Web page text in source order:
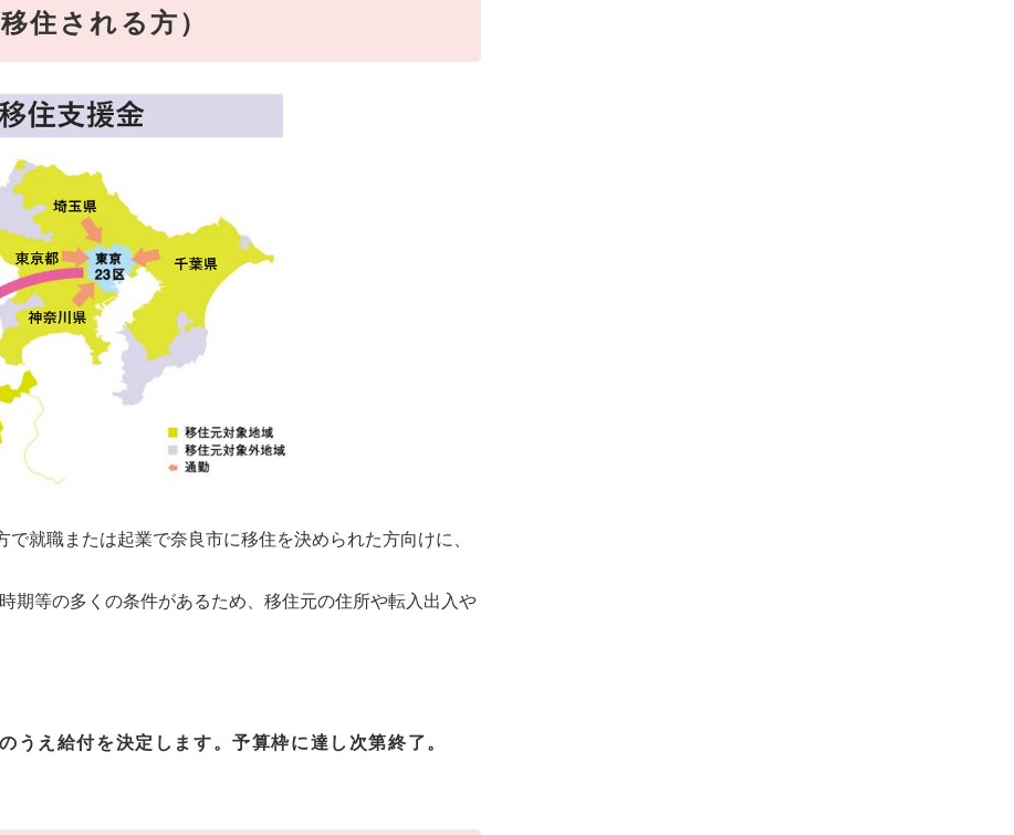
住される方）
就職または起業で奈良市に移住を決められた方向けに、
期等の多くの条件があるため、移住元の住所や転入出入や
うえ給付を決定します。予算枠に達し次第終了。